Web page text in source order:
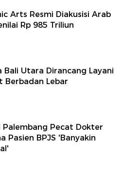
Arts Resmi Diakusisi Arab
Rp 985 Triliun
Bali Utara Dirancang Layani
Berbadan Lebar
Palembang Pecat Dokter
Pasien BPJS 'Banyakin